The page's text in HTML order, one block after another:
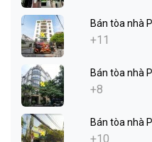
Bán tòa nhà
+11
Bán tòa nhà
+8
Bán tòa nhà
+10